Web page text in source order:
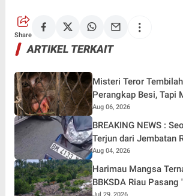
Share
ARTIKEL TERKAIT
Misteri Teror
Perangkap Besi, Tapi
Pemangsa Lain yang
Aug 06, 2026
BREAKING NEWS :
Terjun dari Jembatan
Kuok, Sepeda Motor
Aug 04, 2026
Harimau Mangsa
BBKSDA Riau Pasang